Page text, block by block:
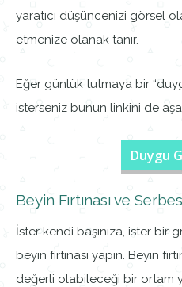
yaratıcı düşüncenizi görsel
etmenize olanak tanır.
Eğer günlük tutmaya bir
isterseniz bunun linkini de
Duygu
Beyin Fırtınası ve
İster kendi başınıza, ister bir
beyin fırtınası yapın. Beyin
değerli olabileceği bir ortam